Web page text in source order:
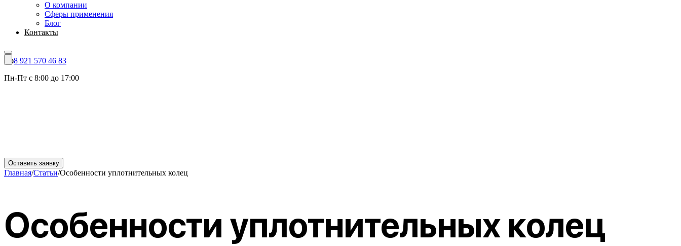
О компании
Сферы применения
Блог
Контакты
8 921 570 46 83
Пн-Пт с 8:00 до 17:00
Оставить заявку
Главная/Статьи/Особенности уплотнительных колец
Особенности уплотнительных колец